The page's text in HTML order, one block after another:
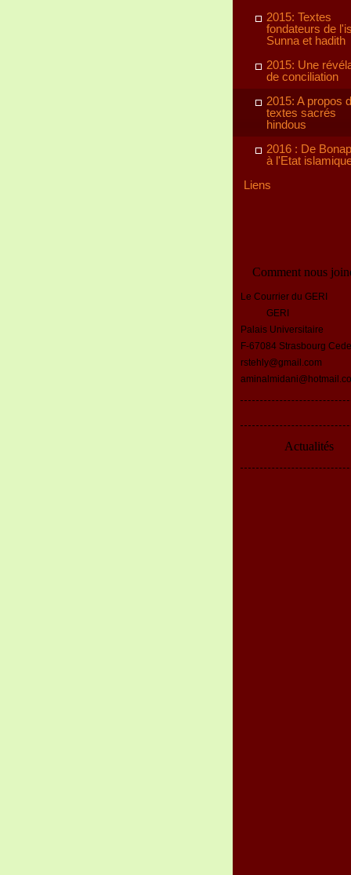
2015: Textes
fondateurs de
Sunna et hadith
2015: Une
de conciliation
2015: A propos
textes sacrés
hindous
2016 : De
à l'Etat
Liens
Comment nous
Le Courrier du GERI
GERI
Palais Universitaire
F-67084 Strasbourg
rstehly@gmail.com
Actualités